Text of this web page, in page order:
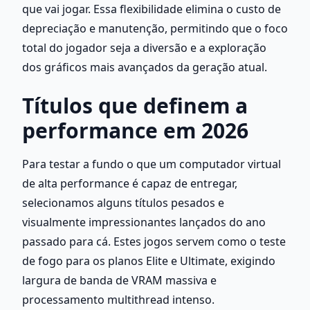
que vai jogar. Essa flexibilidade elimina o custo de
depreciação e manutenção, permitindo que o foco
total do jogador seja a diversão e a exploração
dos gráficos mais avançados da geração atual.
Títulos que definem a
performance em 2026
Para testar a fundo o que um computador virtual
de alta performance é capaz de entregar,
selecionamos alguns títulos pesados e
visualmente impressionantes lançados do ano
passado para cá. Estes jogos servem como o teste
de fogo para os planos Elite e Ultimate, exigindo
largura de banda de VRAM massiva e
processamento multithread intenso.